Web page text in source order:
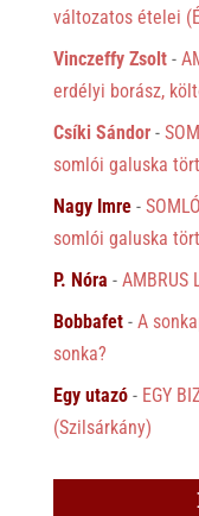
változatos ételei
Vinczeffy Zsolt-
erdélyi borász,
Csíki Sándor-
somlói galuska
Nagy Imre-
somlói galuska
P. Nóra - AMBRUS
Bobbafet- A
sonka?
Egy utazó- EGY
(Szilsárkány)